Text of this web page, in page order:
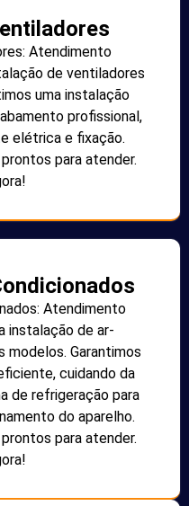
Atendimento
de ventiladores
uma instalação
profissional,
elétrica e fixação.
para atender.
Atendimento
instalação de ar-
Garantimos
cuidando da
de refrigeração para
do aparelho.
para atender.